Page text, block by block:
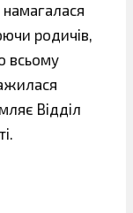
намагалася
родичів,
всьому
Відділ